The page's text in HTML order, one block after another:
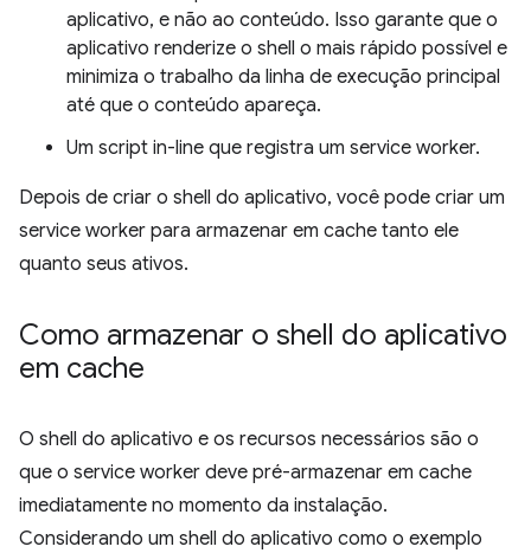
aplicativo, e não ao conteúdo. Isso garante que o
aplicativo renderize o shell o mais rápido possível e
minimiza o trabalho da linha de execução principal
até que o conteúdo apareça.
Um script in-line que registra um service worker.
Depois de criar o shell do aplicativo, você pode criar um
service worker para armazenar em cache tanto ele
quanto seus ativos.
Como armazenar o shell do aplicativo
em cache
O shell do aplicativo e os recursos necessários são o
que o service worker deve pré-armazenar em cache
imediatamente no momento da instalação.
Considerando um shell do aplicativo como o exemplo